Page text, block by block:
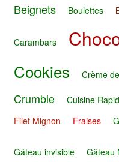
Beignets Boulettes
Carambars
Cookies Crème
Crumble Cuisine
Filet Mignon
Fraises
Gâteau invisible Gâteau